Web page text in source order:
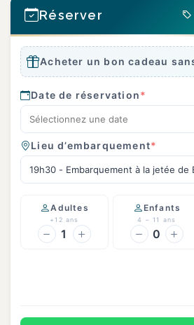
Réserver
Acheter un bon cadeau
Date de réservation*
Lieu d’embarquement*
19h30 - Embarquement à la jetée de
Adultes
+12 ans
1
Enfants
4 – 11 ans
0